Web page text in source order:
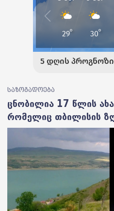
საზოგადოება
ცნობილია 17 წლის
რომელიც თბილისის